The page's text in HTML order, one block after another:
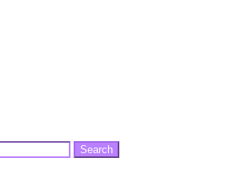
Search